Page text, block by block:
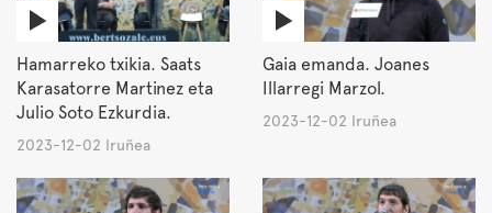
Hamarreko txikia. Saats
Karasatorre Martinez eta
Julio Soto Ezkurdia.
2023-12-02 Iruñea
Gaia emanda. Joanes
Illarregi Marzol.
2023-12-02 Iruñea